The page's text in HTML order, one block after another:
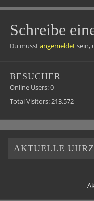
Schreibe
Du musstangemeldetsein,
BESUCHER
Online Users:0
Total Visitors:213.572
AKTUELLE